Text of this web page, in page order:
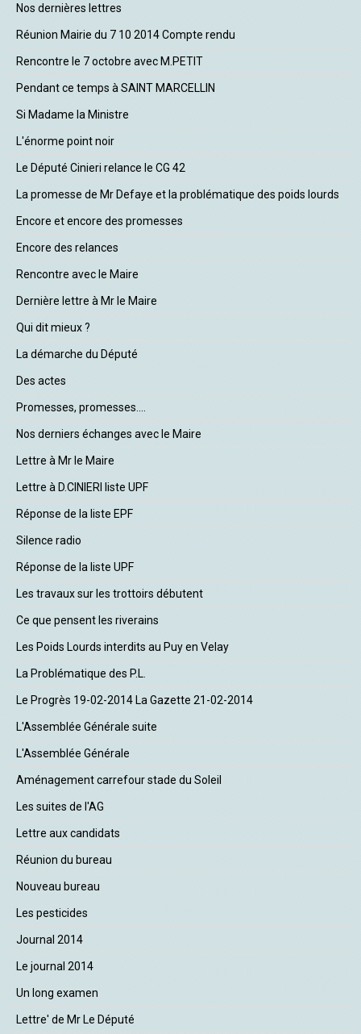
Nos dernières lettres
Réunion Mairie du 7 10 2014 Compte rendu
Rencontre le 7 octobre avec M.PETIT
Pendant ce temps à SAINT MARCELLIN
Si Madame la Ministre
L'énorme point noir
Le Député Cinieri relance le CG 42
La promesse de Mr Defaye et la problématique des poids lourds
Encore et encore des promesses
Encore des relances
Rencontre avec le Maire
Dernière lettre à Mr le Maire
Qui dit mieux ?
La démarche du Député
Des actes
Promesses, promesses....
Nos derniers échanges avec le Maire
Lettre à Mr le Maire
Lettre à D.CINIERI liste UPF
Réponse de la liste EPF
Silence radio
Réponse de la liste UPF
Les travaux sur les trottoirs débutent
Ce que pensent les riverains
Les Poids Lourds interdits au Puy en Velay
La Problématique des P.L.
Le Progrès 19-02-2014 La Gazette 21-02-2014
L'Assemblée Générale suite
L'Assemblée Générale
Aménagement carrefour stade du Soleil
Les suites de l'AG
Lettre aux candidats
Réunion du bureau
Nouveau bureau
Les pesticides
Journal 2014
Le journal 2014
Un long examen
Lettre' de Mr Le Député